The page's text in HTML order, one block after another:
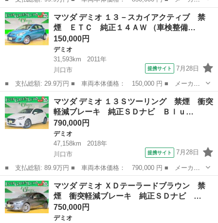
名： マツダ ■ 車種名： デミオ ■ グレード名： １５Ｓツーリ
ング 禁煙 ６速ＭＴ 衝突軽減ブレーキ 純正ＳＤナビ Ｂｌｕｅ
ｔｏｏｔｈ ...
埼玉 川口市 デミオ
マツダ デミオ １３－スカイアクティブ 禁
煙 ＥＴＣ 純正１４ＡＷ （車検整備…
150,000円
デミオ
31,593km
2011年
川口市
提携サイト 7月28日
■ 支払総額: 29.9万円 ■ 車両本体価格： 150,000 円 ■ メーカー
名： マツダ ■ 車種名： デミオ ■ グレード名： １３－スカイ
アクティブ 禁煙 ＥＴＣ 純正１４ＡＷ ■ 排気量： 1300cc ■
ド...
埼玉 川口市 デミオ
マツダ デミオ １３Ｓツーリング 禁煙 衝突
軽減ブレーキ 純正ＳＤナビ Ｂｌｕ…
790,000円
デミオ
47,158km
2018年
川口市
提携サイト 7月28日
■ 支払総額: 89.9万円 ■ 車両本体価格： 790,000 円 ■ メーカー
名： マツダ ■ 車種名： デミオ ■ グレード名： １３Ｓツーリ
ング 禁煙 衝突軽減ブレーキ 純正ＳＤナビ Ｂｌｕｅｔｏｏｔ
ｈ バックモニ...
埼玉 川口市 デミオ
マツダ デミオ ＸＤテーラードブラウン 禁
煙 衝突軽減ブレーキ 純正ＳＤナビ …
750,000円
デミオ